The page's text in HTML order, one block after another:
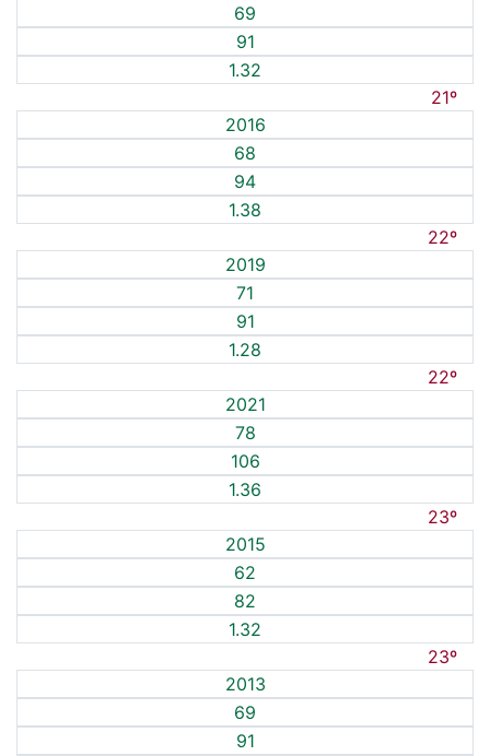
69
91
1.32
21º
2016
68
94
1.38
22º
2019
71
91
1.28
22º
2021
78
106
1.36
23º
2015
62
82
1.32
23º
2013
69
91